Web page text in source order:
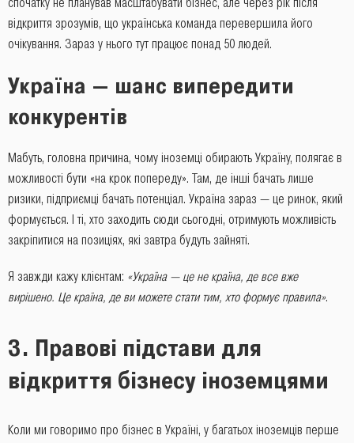
відкриття зрозумів, що українська команда перевершила його
очікування. Зараз у нього тут працює понад 50 людей.
Україна — шанс випередити
конкурентів
Мабуть, головна причина, чому іноземці обирають Україну, полягає в
можливості бути «на крок попереду». Там, де інші бачать лише
ризики, підприємці бачать потенціал. Україна зараз — це ринок, який
формується. І ті, хто заходить сюди сьогодні, отримують можливість
закріпитися на позиціях, які завтра будуть зайняті.
Я завжди кажу клієнтам: «Україна — це не країна, де все вже
вирішено. Це країна, де ви можете стати тим, хто формує правила».
3. Правові підстави для
відкриття бізнесу іноземцями
Коли ми говоримо про бізнес в Україні, у багатьох іноземців перше